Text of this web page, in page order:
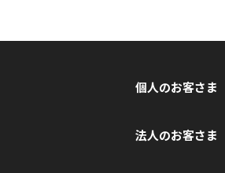
個人のお客さま
法人のお客さま